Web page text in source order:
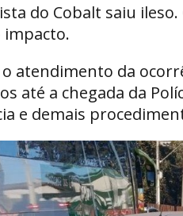
do Cobalt saiu
impacto.
atendimento da
até a chegada da
e demais